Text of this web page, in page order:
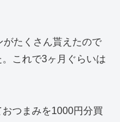
たくさん貰えたので
これで3ヶ月ぐらいは
つまみを1000円分買